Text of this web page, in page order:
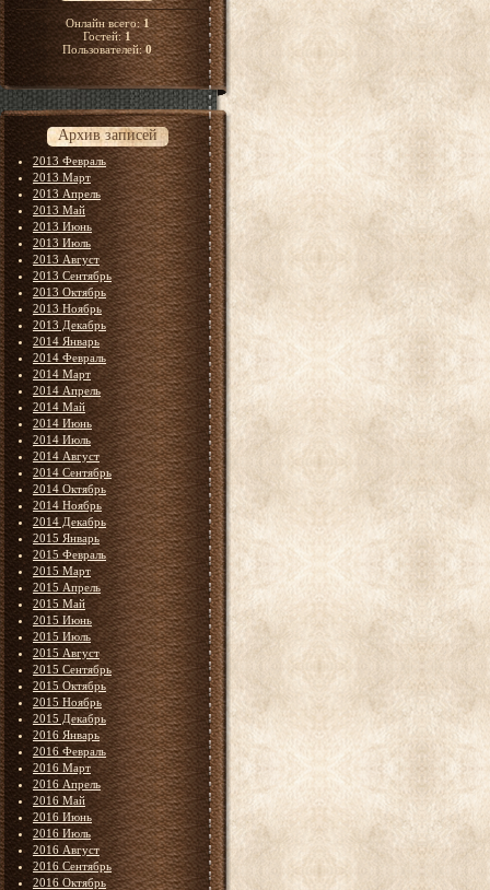
Онлайн всего:1
Гостей:1
Пользователей:0
Архив записей
2013 Февраль
2013 Март
2013 Апрель
2013 Май
2013 Июнь
2013 Июль
2013 Август
2013 Сентябрь
2013 Октябрь
2013 Ноябрь
2013 Декабрь
2014 Январь
2014 Февраль
2014 Март
2014 Апрель
2014 Май
2014 Июнь
2014 Июль
2014 Август
2014 Сентябрь
2014 Октябрь
2014 Ноябрь
2014 Декабрь
2015 Январь
2015 Февраль
2015 Март
2015 Апрель
2015 Май
2015 Июнь
2015 Июль
2015 Август
2015 Сентябрь
2015 Октябрь
2015 Ноябрь
2015 Декабрь
2016 Январь
2016 Февраль
2016 Март
2016 Апрель
2016 Май
2016 Июнь
2016 Июль
2016 Август
2016 Сентябрь
2016 Октябрь